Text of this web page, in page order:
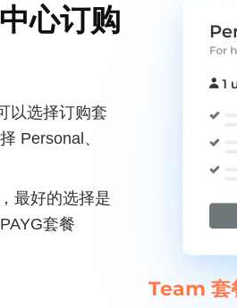
心订购
以选择订购套
Personal、
最好的选择是
套餐
Team 套